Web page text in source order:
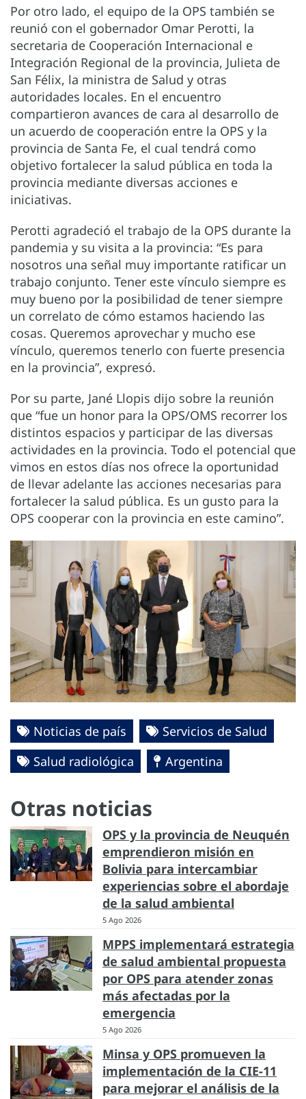
Por otro lado, el equipo de la OPS también se
reunió con el gobernador Omar Perotti, la
secretaria de Cooperación Internacional e
Integración Regional de la provincia, Julieta de
San Félix, la ministra de Salud y otras
autoridades locales. En el encuentro
compartieron avances de cara al desarrollo de
un acuerdo de cooperación entre la OPS y la
provincia de Santa Fe, el cual tendrá como
objetivo fortalecer la salud pública en toda la
provincia mediante diversas acciones e
iniciativas.
Perotti agradeció el trabajo de la OPS durante la
pandemia y su visita a la provincia: “Es para
nosotros una señal muy importante ratificar un
trabajo conjunto. Tener este vínculo siempre es
muy bueno por la posibilidad de tener siempre
un correlato de cómo estamos haciendo las
cosas. Queremos aprovechar y mucho ese
vínculo, queremos tenerlo con fuerte presencia
en la provincia”, expresó.
Por su parte, Jané Llopis dijo sobre la reunión
que “fue un honor para la OPS/OMS recorrer los
distintos espacios y participar de las diversas
actividades en la provincia. Todo el potencial que
vimos en estos días nos ofrece la oportunidad
de llevar adelante las acciones necesarias para
fortalecer la salud pública. Es un gusto para la
OPS cooperar con la provincia en este camino”.
Noticias de país
Servicios de Salud
Salud radiológica
Argentina
Otras noticias
OPS y la provincia de Neuquén
emprendieron misión en
Bolivia para intercambiar
experiencias sobre el abordaje
de la salud ambiental
5 Ago 2026
MPPS implementará estrategia
de salud ambiental propuesta
por OPS para atender zonas
más afectadas por la
emergencia
5 Ago 2026
Minsa y OPS promueven la
implementación de la CIE-11
para mejorar el análisis de la